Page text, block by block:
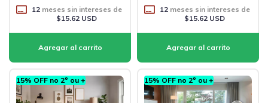
12meses sin intereses de
$15.62 USD
12meses sin intereses de
$15.62 USD
15% OFF no 2º ou + 15% OFF no 2º ou +